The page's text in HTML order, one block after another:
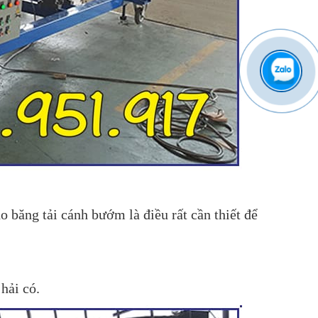
băng tải cánh bướm là điều rất cần thiết để
có.